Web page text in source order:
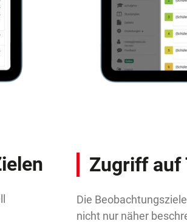
Zugriff auf
Die
nicht nur näher